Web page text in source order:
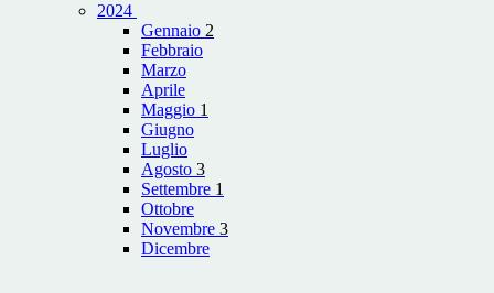
2024
Gennaio 2
Febbraio
Marzo
Aprile
Maggio 1
Giugno
Luglio
Agosto 3
Settembre 1
Ottobre
Novembre 3
Dicembre